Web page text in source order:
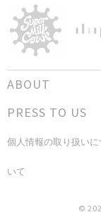
ABOUT
PRESS TO US
個人情報の取り扱いに
いて
©